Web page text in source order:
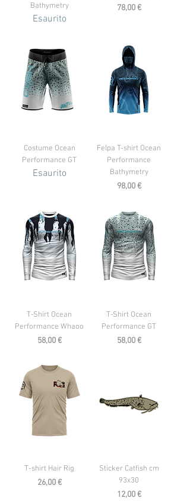
Bathymetry
Esaurito
Prezzo
78,00 €
Costume Ocean
Performance GT
Esaurito
Felpa T-shirt Ocean
Performance
Bathymetry
Prezzo
98,00 €
T-Shirt Ocean
Performance Whaoo
Prezzo
58,00 €
T-Shirt Ocean
Performance GT
Prezzo
58,00 €
T-shirt Hair Rig
Prezzo
26,00 €
Sticker Catfish cm
93x30
Prezzo
12,00 €